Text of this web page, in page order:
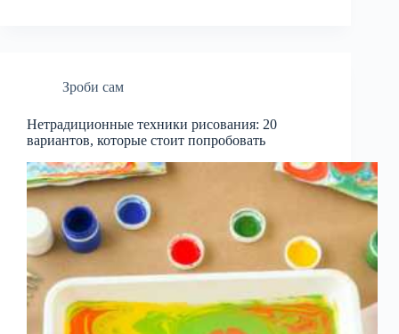
Зроби сам
Нетрадиционные техники рисования: 20
вариантов, которые стоит попробовать